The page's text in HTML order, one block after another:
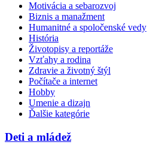
Motivácia a sebarozvoj
Biznis a manažment
Humanitné a spoločenské vedy
História
Životopisy a reportáže
Vzťahy a rodina
Zdravie a životný štýl
Počítače a internet
Hobby
Umenie a dizajn
Ďalšie kategórie
Deti a mládež